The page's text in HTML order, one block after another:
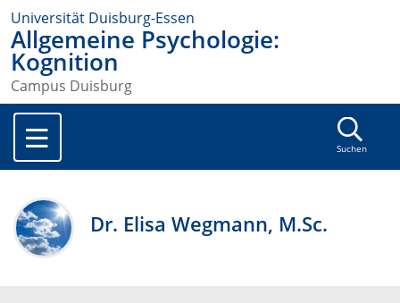
Universität Duisburg-Essen
Allgemeine Psychologie:
Kognition
Campus Duisburg
Suchen
Dr. Elisa Wegmann, M.Sc.